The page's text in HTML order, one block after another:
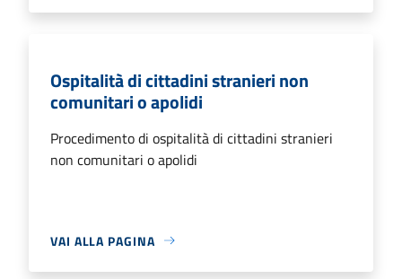
Ospitalità di cittadini stranieri non
comunitari o apolidi
Procedimento di ospitalità di cittadini stranieri
non comunitari o apolidi
VAI ALLA PAGINA